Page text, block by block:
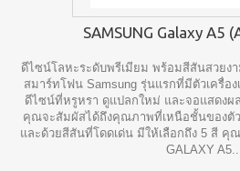
SAMSUNG Galaxy A5
ดีไซน์โลหะระดับพรีเมียม พร้อมสีสันสวยง
สมาร์ทโฟน Samsung รุ่นแรกที่มีตัวเครื่อ
ดีไซน์ที่หรูหรา ดูแปลกใหม่ และจอแสดงผ
คุณจะสัมผัสได้ถึงคุณภาพที่เหนือชั้นของตั
และด้วยสีสันที่โดดเด่น มีให้เลือกถึง 5 สี คุ
GALAXY